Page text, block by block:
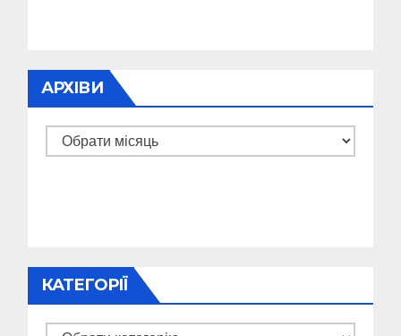
АРХІВИ
Архіви
КАТЕГОРІЇ